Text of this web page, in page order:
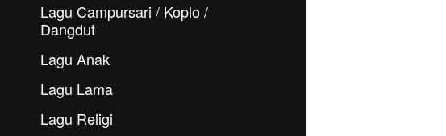
Lagu Campursari / Koplo /
Dangdut
Lagu Anak
Lagu Lama
Lagu Religi